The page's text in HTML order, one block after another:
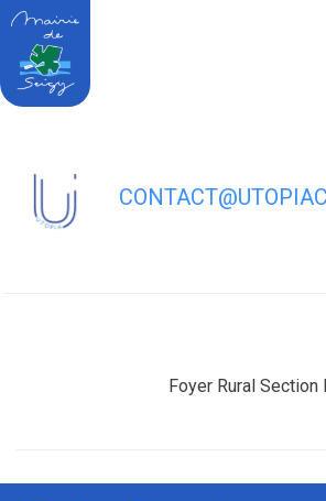
principal
Foyer Rural d’éducation
d’entraide
Foyer Rural Section